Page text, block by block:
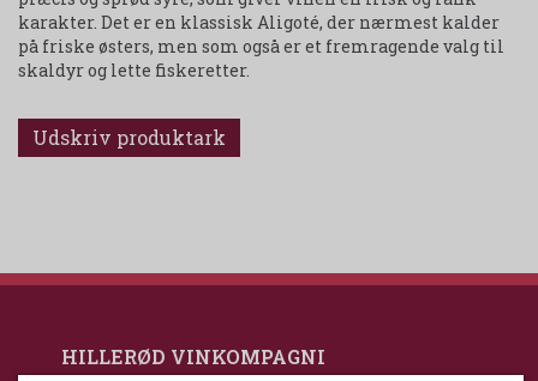
karakter. Det er en klassisk Aligoté, der nærmest kalder
på friske østers, men som også er et fremragende valg til
skaldyr og lette fiskeretter.
Udskriv produktark
HILLERØD VINKOMPAGNI